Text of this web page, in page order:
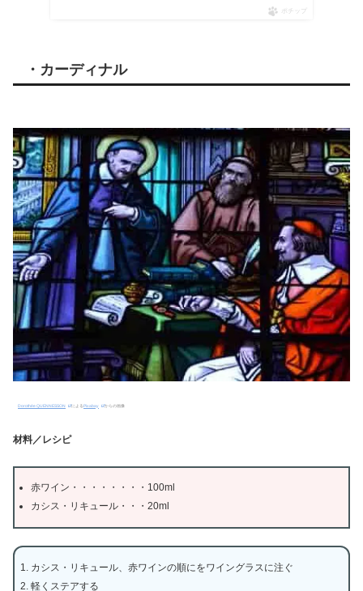
ポチップ
・カーディナル
Dorothée QUENNESSON によるPixabay からの画像
材料／レシピ
赤ワイン・・・・・・・・100ml
カシス・リキュール・・・20ml
カシス・リキュール、赤ワインの順にをワイングラスに注ぐ
軽くステアする